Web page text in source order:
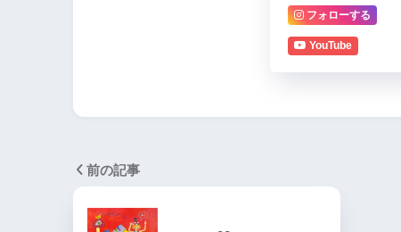
フォローする
YouTube
前の記事